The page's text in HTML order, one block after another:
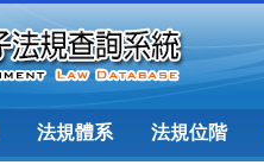
法規體系 法規位階